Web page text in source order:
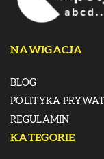
NAWIGACJA
BLOG
POLITYKA
REGULAMIN
KATEGORIE